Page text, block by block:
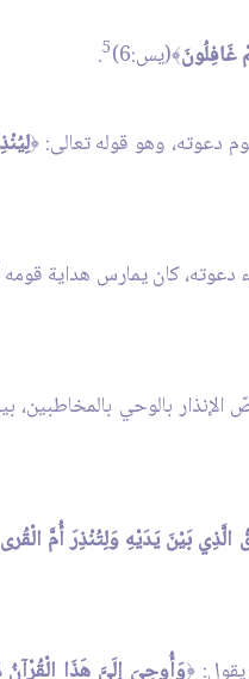
غَافِلُونَ﴾(يس:6) 5
.
دعوته، وهو قوله تعالى:﴿
كان يمارس هداية قومه
فيخصّ الإنذار بالوحي
بَيْنَ يَدَيْهِ وَلِتُنْذِرَ أُمَّ
يقول:﴿وَأُوحِيَ إِلَيَّ هَذَا الْقُرْآنُ